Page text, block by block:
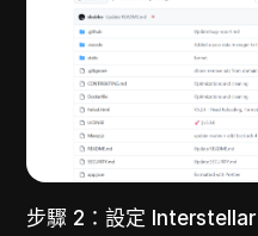
步驟 2：設定